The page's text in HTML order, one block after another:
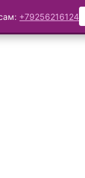
+79256216124